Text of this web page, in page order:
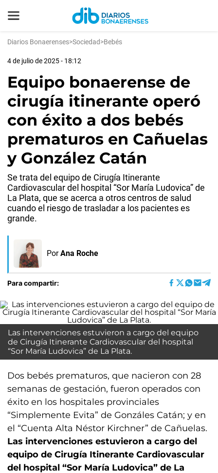
Diarios Bonaerenses>Sociedad>Bebés
4 de julio de 2025 - 18:12
Equipo bonaerense de
cirugía itinerante operó
con éxito a dos bebés
prematuros en Cañuelas
y González Catán
Se trata del equipo de Cirugía Itinerante
Cardiovascular del hospital “Sor María Ludovica” de
La Plata, que se acerca a otros centros de salud
cuando el riesgo de trasladar a los pacientes es
grande.
Por Ana Roche
Para compartir:
Las intervenciones estuvieron a cargo del equipo
de Cirugía Itinerante Cardiovascular del hospital
“Sor María Ludovica” de La Plata.
Dos bebés prematuros, que nacieron con 28
semanas de gestación, fueron operados con
éxito en los hospitales provinciales
“Simplemente Evita” de Gonzáles Catán; y en
el “Cuenta Alta Néstor Kirchner” de Cañuelas.
Las intervenciones estuvieron a cargo del
equipo de Cirugía Itinerante Cardiovascular
del hospital “Sor María Ludovica” de La